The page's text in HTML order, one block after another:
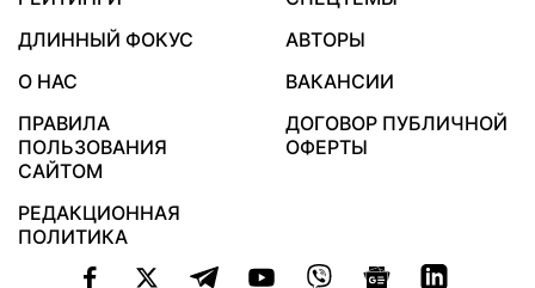
ДЛИННЫЙ ФОКУС
АВТОРЫ
О НАС
ВАКАНСИИ
ПРАВИЛА
ПОЛЬЗОВАНИЯ
САЙТОМ
ДОГОВОР ПУБЛИЧНОЙ
ОФЕРТЫ
РЕДАКЦИОННАЯ
ПОЛИТИКА